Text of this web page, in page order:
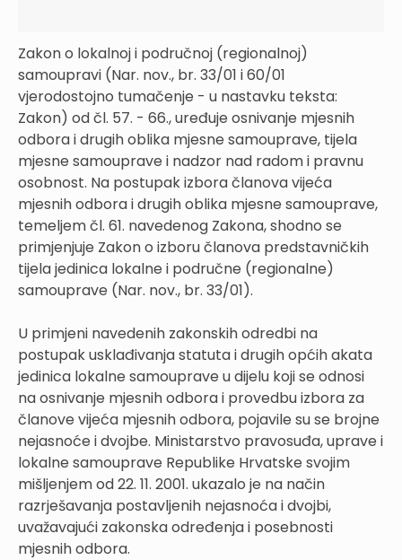
Zakon o lokalnoj i područnoj (regionalnoj)
samoupravi (Nar. nov., br. 33/01 i 60/01
vjerodostojno tumačenje - u nastavku teksta:
Zakon) od čl. 57. - 66., uređuje osnivanje mjesnih
odbora i drugih oblika mjesne samouprave, tijela
mjesne samouprave i nadzor nad radom i pravnu
osobnost. Na postupak izbora članova vijeća
mjesnih odbora i drugih oblika mjesne samouprave,
temeljem čl. 61. navedenog Zakona, shodno se
primjenjuje Zakon o izboru članova predstavničkih
tijela jedinica lokalne i područne (regionalne)
samouprave (Nar. nov., br. 33/01).
U primjeni navedenih zakonskih odredbi na
postupak usklađivanja statuta i drugih općih akata
jedinica lokalne samouprave u dijelu koji se odnosi
na osnivanje mjesnih odbora i provedbu izbora za
članove vijeća mjesnih odbora, pojavile su se brojne
nejasnoće i dvojbe. Ministarstvo pravosuđa, uprave i
lokalne samouprave Republike Hrvatske svojim
mišljenjem od 22. 11. 2001. ukazalo je na način
razrješavanja postavljenih nejasnoća i dvojbi,
uvažavajući zakonska određenja i posebnosti
mjesnih odbora.